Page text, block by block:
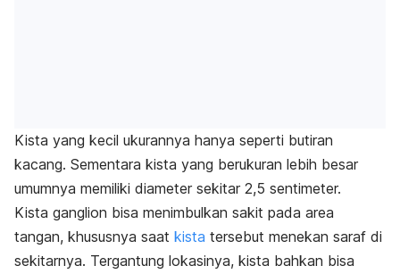
Kista yang kecil ukurannya hanya seperti butiran
kacang. Sementara kista yang berukuran lebih besar
umumnya memiliki diameter sekitar 2,5 sentimeter.
Kista ganglion bisa menimbulkan sakit pada area
tangan, khususnya saat kista tersebut menekan saraf di
sekitarnya. Tergantung lokasinya, kista bahkan bisa